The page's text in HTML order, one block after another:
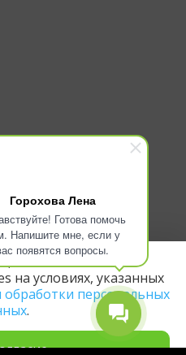
Горохова Лена
Готова помочь
Напишите мне, если у
появятся вопросы.
вы соглашаетесь
на условиях, указанных
персональных
.